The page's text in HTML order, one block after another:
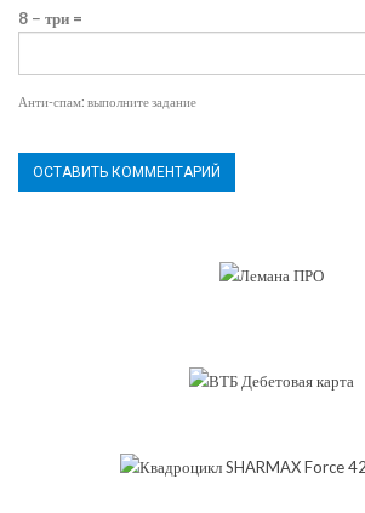
8 − три =
Анти-спам: выполните задание